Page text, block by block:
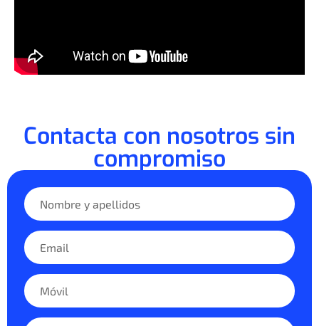
Contacta con nosotros sin
compromiso